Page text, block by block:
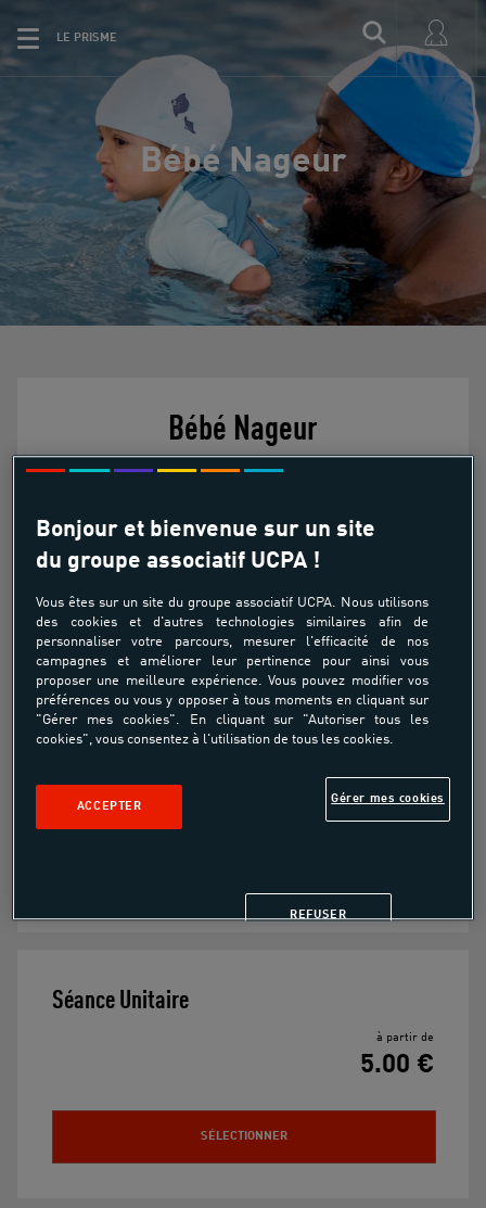
LE PRISME
Bébé Nageur
Bébé Nageur
5.00€
Pour familiariser l’enfant avec le milieu
aquatique
Pour favoriser le développement précoce des
compétences aquatiques grâce à un
environnement sûr et ludique
des tout petits
Pour renforcer la relation parents enfant
Séance Unitaire
à partir de
5.00 €
SÉLECTIONNER
Bonjour et bienvenue sur un site
du groupe associatif UCPA !
Vous êtes sur un site du groupe associatif UCPA. Nous utilisons
des cookies et d'autres technologies similaires afin de
personnaliser votre parcours, mesurer l'efficacité de nos
campagnes et améliorer leur pertinence pour ainsi vous
proposer une meilleure expérience. Vous pouvez modifier vos
préférences ou vous y opposer à tous moments en cliquant sur
"Gérer mes cookies". En cliquant sur "Autoriser tous les
cookies", vous consentez à l'utilisation de tous les cookies.
Gérer mes cookies
REFUSER
ACCEPTER